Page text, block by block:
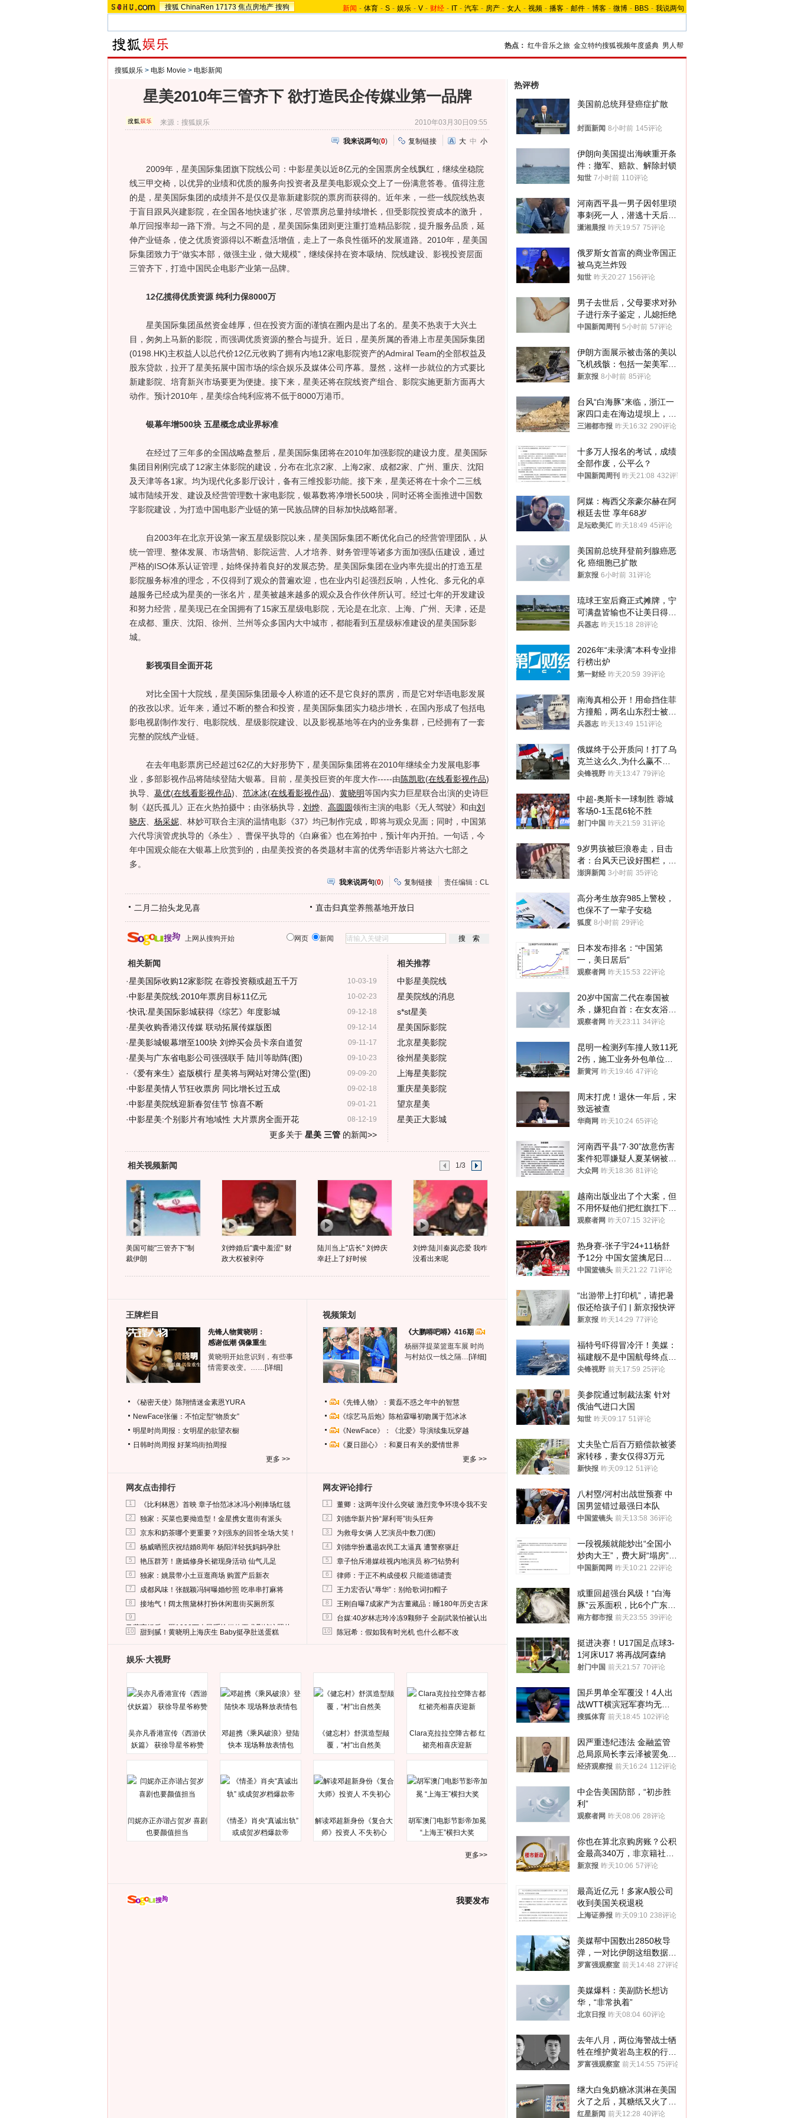
搜狐 ChinaRen 17173 焦点房地产 搜狗 新闻 - 体育 - S - 娱乐 - V - 财经 - IT - 汽车 - 房产 - 女人 - 视频 - 播客 - 邮件 - 博客 - 微博 - BBS - 我说两句
热点： 红牛音乐之旅 金立特约搜狐视频年度盛典 男人帮
搜狐娱乐 > 电影 Movie > 电影新闻
星美2010年三管齐下 欲打造民企传媒业第一品牌
来源：搜狐娱乐 2010年03月30日09:55
我来说两句(0) 复制链接 大 中 小
2009年，星美国际集团旗下院线公司：中影星美以近8亿元的全国票房全线飘红，继续坐稳院
线三甲交椅，以优异的业绩和优质的服务向投资者及星美电影观众交上了一份满意答卷。值得注意
的是，星美国际集团的成绩并不是仅仅是靠新建影院的票房而获得的。近年来，一些一线院线热衷
于盲目跟风兴建影院，在全国各地快速扩张，尽管票房总量持续增长，但受影院投资成本的激升，
单厅回报率却一路下滑。与之不同的是，星美国际集团则更注重打造精品影院，提升服务品质，延
伸产业链条，使之优质资源得以不断盘活增值，走上了一条良性循环的发展道路。2010年，星美国
际集团致力于“做实本部，做强主业，做大规模”，继续保持在资本吸纳、院线建设、影视投资层面
三管齐下，打造中国民企电影产业第一品牌。
12亿揽得优质资源 纯利力保8000万
星美国际集团虽然资金雄厚，但在投资方面的谨慎在圈内是出了名的。星美不热衷于大兴土
目，匆匆上马新的影院，而强调优质资源的整合与提升。近日，星美所属的香港上市星美国际集团
(0198.HK)主权益人以总代价12亿元收购了拥有内地12家电影院资产的Admiral Team的全部权益及
股东贷款，拉开了星美拓展中国市场的综合娱乐及媒体公司序幕。显然，这样一步就位的方式要比
新建影院、培育新兴市场要更为便捷。接下来，星美还将在院线资产组合、影院实施更新方面再大
动作。预计2010年，星美综合纯利应将不低于8000万港币。
银幕年增500块 五星概念成业界标准
在经过了三年多的全国战略盘整后，星美国际集团将在2010年加强影院的建设力度。星美国际
集团目刚刚完成了12家主体影院的建设，分布在北京2家、上海2家、成都2家、广州、重庆、沈阳
及天津等各1家。均为现代化多影厅设计，备有三维投影功能。接下来，星美还将在十余个二三线
城市陆续开发、建设及经营管理数十家电影院，银幕数将净增长500块，同时还将全面推进中国数
字影院建设，为打造中国电影产业链的第一民族品牌的目标加快战略部署。
自2003年在北京开设第一家五星级影院以来，星美国际集团不断优化自己的经营管理团队，从
统一管理、整体发展、市场营销、影院运营、人才培养、财务管理等诸多方面加强队伍建设，通过
严格的ISO体系认证管理，始终保持着良好的发展态势。星美国际集团在业内率先提出的打造五星
影院服务标准的理念，不仅得到了观众的普遍欢迎，也在业内引起强烈反响，人性化、多元化的卓
越服务已经成为星美的一张名片，星美被越来越多的观众及合作伙伴所认可。经过七年的开发建设
和努力经营，星美现已在全国拥有了15家五星级电影院，无论是在北京、上海、广州、天津，还是
在成都、重庆、沈阳、徐州、兰州等众多国内大中城市，都能看到五星级标准建设的星美国际影
城。
影视项目全面开花
对比全国十大院线，星美国际集团最令人称道的还不是它良好的票房，而是它对华语电影发展
的孜孜以求。近年来，通过不断的整合和投资，星美国际集团实力稳步增长，在国内形成了包括电
影电视剧制作发行、电影院线、星级影院建设、以及影视基地等在内的业务集群，已经拥有了一套
完整的院线产业链。
在去年电影票房已经超过62亿的大好形势下，星美国际集团将在2010年继续全力发展电影事
业，多部影视作品将陆续登陆大银幕。目前，星美投巨资的年度大作-----由陈凯歌(在线看影视作品)
执导、 葛优(在线看影视作品) 范冰冰(在线看影视作品) 黄晓明等国内实力巨星联合出演的史诗巨
制《赵氏孤儿》正在火热拍摄中；由张杨执导， 刘烨、 高圆圆领衔主演的电影《无人驾驶》和由刘
晓庆、 杨采妮、林妙可联合主演的温情电影《37》均已制作完成，即将与观众见面；同时，中国第
六代导演管虎执导的《杀生》、曹保平执导的《白麻雀》也在筹拍中，预计年内开拍。一句话，今
年中国观众能在大银幕上欣赏到的，由星美投资的各类题材丰富的优秀华语影片将达六七部之
多。
我来说两句(0) 复制链接 责任编辑：CL
二月二抬头龙见喜 直击归真堂养熊基地开放日
上网从搜狗开始 网页 新闻
相关新闻
10-03-19
·星美国际收购12家影院 在蓉投资额或超五千万
10-02-23
·中影星美院线:2010年票房目标11亿元
09-12-18
·快讯:星美国际影城获得《综艺》年度影城
09-12-14
·星美收购香港汉传媒 联动拓展传媒版图
09-11-17
·星美影城银幕增至100块 刘烨买会员卡亲自道贺
09-10-23
·星美与广东省电影公司强强联手 陆川等助阵(图)
09-09-20
· 《爱有来生》盗版横行 星美将与网站对簿公堂(图)
09-02-18
·中影星美情人节狂收票房 同比增长过五成
09-01-21
·中影星美院线迎新春贺佳节 惊喜不断
08-12-19
·中影星美:个别影片有地域性 大片票房全面开花
更多关于 星美 三管的新闻>>
相关推荐
中影星美院线
星美院线的消息
s*st星美
星美国际影院
北京星美影院
徐州星美影院
上海星美影院
重庆星美影院
望京星美
星美正大影城
相关视频新闻 1/3
美国可能"三管齐下"制
裁伊朗
刘烨婚后"囊中羞涩" 财
政大权被剥夺
陆川当上"店长" 刘烨庆
幸赶上了好时候
刘烨:陆川秦岚恋爱 我咋
没看出来呢
王牌栏目
先锋人物黄晓明：
感谢低潮 偶像重生
黄晓明开始意识到，有些事
情需要改变。…… [详细]
《秘密天使》陈翔情迷金素恩YURA
NewFace张俪：不怕定型“物质女”
明星时尚周报：女明星的欲望衣橱
日韩时尚周报 好莱坞街拍周报
更多 >>
视频策划
《大鹏嘚吧嘚》416期
杨丽萍提菜篮逛车展 时尚
与村姑仅一线之隔… [详细]
《先锋人物》：黄磊不惑之年中的智慧
《综艺马后炮》陈柏霖曝初吻属于范冰冰
《NewFace》：《北爱》导演续集玩穿越
《夏日甜心》：和夏日有关的爱情世界
更多 >>
网友点击排行
1 《比利林恩》首映 章子怡范冰冰冯小刚捧场红毯
2 独家：买菜也要拗造型！金星携女逛街有派头
3 京东和奶茶哪个更重要？刘强东的回答全场大笑！
4 杨威晒照庆祝结婚8周年 杨阳洋轻抚妈妈孕肚
5 艳压群芳！唐嫣修身长裙现身活动 仙气儿足
6 独家：姚晨带小土豆逛商场 购置产后新衣
7 成都风味！张靓颖冯轲曝婚纱照 吃串串打麻将
8 接地气！阔太熊黛林打扮休闲逛街买厕所泵
9
马蓉离婚后，砸1000万人民币给媒体要求删掉这照片
10 甜到腻！黄晓明上海庆生 Baby挺孕肚送蛋糕
网友评论排行
1 董卿：这两年没什么突破 激烈竞争环境令我不安
2 刘德华新片扮“犀利哥”街头狂奔
3 为救母女俩 人艺演员中数刀(图)
4 刘德华扮邋遢农民工太逼真 遭警察驱赶
5 章子怡斥港媒歧视内地演员 称刁钻势利
6 律师：于正不构成侵权 只能道德谴责
7 王力宏否认“辱华”：别给歌词扣帽子
8 王刚自曝7成家产为古董藏品：睡180年历史古床
9 台媒:40岁林志玲冷冻9颗卵子 全副武装怕被认出
10 陈冠希：假如我有时光机 也什么都不改
娱乐·大视野
吴亦凡香港宣传《西游伏
妖篇》 获徐导星爷称赞
邓超携《乘风破浪》登陆
快本 现场释放表情包
《健忘村》舒淇造型颠
覆，“村”出自然美
Clara克拉拉空降古都 红
裙亮相喜庆迎新
闫妮亦正亦谐占贺岁 喜剧
也要颜值担当
《情圣》肖央“真诚出轨”
或成贺岁档爆款帝
解读邓超新身份《复合大
师》投资人 不失初心
胡军澳门电影节影帝加冕
“上海王”横扫大奖
更多>>
我要发布
热评榜
美国前总统拜登癌症扩散
封面新闻 8小时前 145评论
伊朗向美国提出海峡重开条
件：撤军、赔款、解除封锁
知世 7小时前 110评论
河南西平县一男子因邻里琐
事刺死一人，潜逃十天后在
十多公里外一片玉米地里落
潇湘晨报 昨天19:57 75评论
俄罗斯女首富的商业帝国正
被乌克兰炸毁
知世 昨天20:27 156评论
男子去世后，父母要求对孙
子进行亲子鉴定，儿媳拒绝
中国新闻周刊 5小时前 57评论
伊朗方面展示被击落的美以
飞机残骸：包括一架美军F-
15战斗机残骸以及多架无人
新京报 8小时前 85评论
台风“白海豚”来临，浙江一
家四口走在海边堤坝上，其
中9岁男孩被巨浪卷入海
三湘都市报 昨天16:32 290评论
十多万人报名的考试，成绩
全部作废，公平么？
中国新闻周刊 昨天21:08 432评论
阿媒：梅西父亲豪尔赫在阿
根廷去世 享年68岁
足坛欧美汇 昨天18:49 45评论
美国前总统拜登前列腺癌恶
化 癌细胞已扩散
新京报 6小时前 31评论
琉球王室后裔正式摊牌，宁
可满盘皆输也不让美日得
逞，中国成关键
兵器志 昨天15:18 28评论
2026年“未录满”本科专业排
行榜出炉
第一财经 昨天20:59 39评论
南海真相公开！用命挡住菲
方撞船，两名山东烈士被授
武警最高荣誉
兵器志 昨天13:49 151评论
俄媒终于公开质问！打了乌
克兰这么久,为什么赢不了?
答案令人沉默
尖锋视野 昨天13:47 79评论
中超-奥斯卡一球制胜 蓉城
客场0-1玉昆6轮不胜
射门中国 昨天21:59 31评论
9岁男孩被巨浪卷走，目击
者：台风天已设好围栏，一
家四口翻入时保安曾喊话劝
澎湃新闻 3小时前 35评论
高分考生放弃985上警校，
也保不了一辈子安稳
狐度 8小时前 29评论
日本发布排名：“中国第
一，美日居后”
观察者网 昨天15:53 22评论
20岁中国富二代在泰国被
杀，嫌犯自首：在女友浴室
看到他
观察者网 昨天23:11 34评论
昆明一检测列车撞人致11死
2伤，施工业务外包单位被
罚1.5万元，国铁昆明局被
新黄河 昨天19:46 47评论
周末打虎！退休一年后，宋
致远被查
华商网 昨天10:24 65评论
河南西平县“7·30”故意伤害
案件犯罪嫌疑人夏某钢被抓
获
大众网 昨天18:36 81评论
越南出版业出了个大案，但
不用怀疑他们把红旗扛下去
的决心
观察者网 昨天07:15 32评论
热身赛-张子宇24+11杨舒
予12分 中国女篮擒尼日利
亚
中国篮镜头 前天21:22 71评论
“出游带上打印机”，请把暑
假还给孩子们 | 新京报快评
新京报 昨天14:29 77评论
福特号吓得冒冷汗！美媒：
福建舰不是中国航母终点，
而是新起点！
尖锋视野 前天17:59 25评论
美参院通过制裁法案 针对
俄油气进口大国
知世 昨天09:17 51评论
丈夫坠亡后百万赔偿款被婆
家转移，妻女仅得3万元
新快报 昨天09:12 51评论
八村塁/河村出战世预赛 中
国男篮错过最强日本队
中国篮镜头 前天13:58 36评论
一段视频就能炒出“全国小
炒肉大王”，费大厨“塌房”了
吗？
中国新闻网 昨天10:21 22评论
或重回超强台风级！“白海
豚”云系面积，比6个广东还
大！深圳官方：注意这件事
南方都市报 前天23:55 39评论
挺进决赛！U17国足点球3-
1河床U17 将再战阿森纳
射门中国 前天21:57 70评论
国乒男单全军覆没！4人出
战WTT横滨冠军赛均无缘
八强
搜狐体育 前天18:45 102评论
因严重违纪违法 金融监管
总局原局长李云泽被罢免全
国人大代表
经济观察报 前天16:24 112评论
中企告美国防部，“初步胜
利”
观察者网 昨天08:06 28评论
你也在算北京购房账？公积
金最高340万，非京籍社保
1年
新京报 昨天10:06 57评论
最高近亿元！多家A股公司
收到美国关税退税
上海证券报 昨天09:10 238评论
美媒帮中国数出2850枚导
弹，一对比伊朗这组数据，
发现出大事了
罗富强观察室 前天14:48 27评论
美媒爆料：美副防长想访
华，“非常执着”
北京日报 昨天08:04 60评论
去年八月，两位海警战士牺
牲在维护黄岩岛主权的行动
中
罗富强观察室 前天14:55 75评论
继大白兔奶糖冰淇淋在美国
火了之后，其糖纸又火了！
海外博主盛赞：平面设计经
红星新闻 前天12:28 40评论